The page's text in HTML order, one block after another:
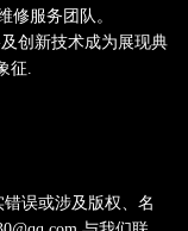
修服务团队。
创新技术成为展现典
征.
误或涉及版权、名